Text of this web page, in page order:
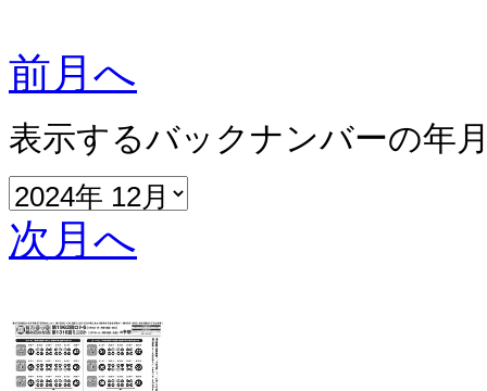
前月へ
表示するバックナンバーの年
次月へ